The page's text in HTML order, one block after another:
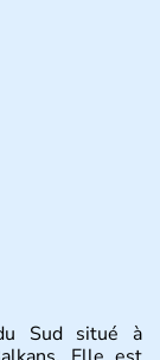
Sud situé à